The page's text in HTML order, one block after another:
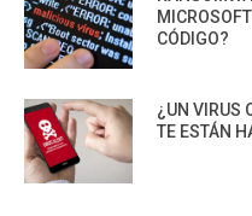
CÓDIGO?
¿UN VIRUS
TE ESTÁN